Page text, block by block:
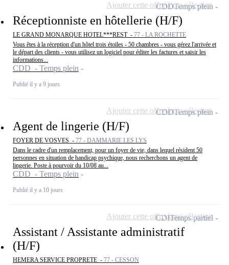
Réceptionniste en hôtellerie (H/F)
LE GRAND MONARQUE HOTEL***REST - 77 - LA ROCHETTE
Vous êtes à la réception d'un hôtel trois étoiles - 50 chambres - vous gérez l'arrivée et
le départ des clients - vous utilisez un logiciel pour éditer les factures et saisir les
informations...
CDD - Temps plein
Publié il y a 9 jours
CDDTemps plein
Ajouter cette offre à ma sélection
Agent de lingerie (H/F)
FOYER DE VOSVES - 77 - DAMMARIE LES LYS
Dans le cadre d'un remplacement, pour un foyer de vie, dans lequel résident 50
personnes en situation de handicap psychique, nous recherchons un agent de
lingerie. Poste à pourvoir du 10/08 au...
CDD - Temps plein
Publié il y a 10 jours
CDDTemps plein
Ajouter cette offre à ma sélection
Assistant / Assistante administratif
(H/F)
HEMERA SERVICE PROPRETE - 77 - CESSON
CDITemps partiel
Ajouter cette offre à ma sélection